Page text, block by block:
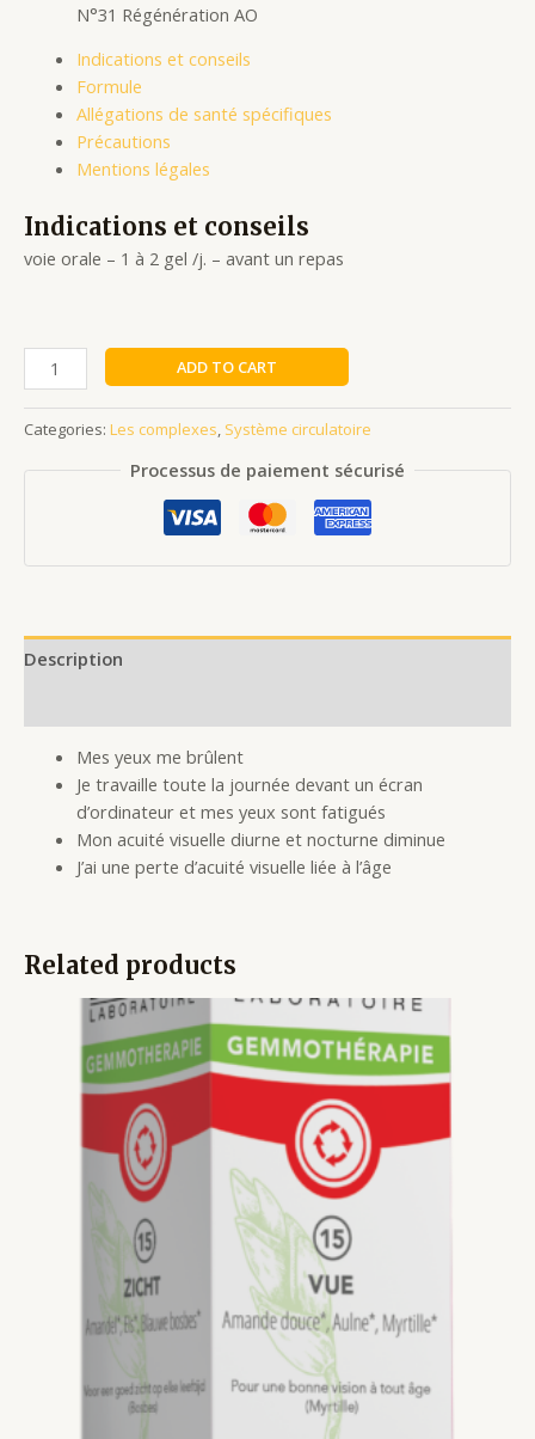
N°31 Régénération AO
Indications et conseils
Formule
Allégations de santé spécifiques
Précautions
Mentions légales
Indications et conseils
voie orale – 1 à 2 gel /j. – avant un repas
ADD TO CART
Categories: Les complexes, Système circulatoire
Processus de paiement sécurisé
Description
Mes yeux me brûlent
Je travaille toute la journée devant un écran
d’ordinateur et mes yeux sont fatigués
Mon acuité visuelle diurne et nocturne diminue
J’ai une perte d’acuité visuelle liée à l’âge
Related products